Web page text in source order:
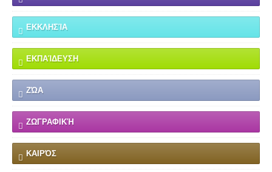
ΕΚΚΛΗΣΊΑ
ΕΚΠΑΊΔΕΥΣΗ
ΖΏΑ
ΖΩΓΡΑΦΙΚΉ
ΚΑΙΡΌΣ